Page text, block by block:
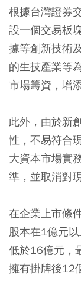
根據台灣證券
設一個交易板
據等創新技術
的生技產業等
市場籌資，增
此外，由於新
性，不易符合
大資本市場實
準，並取消對
在企業上市條
股本在1億元
低於16億元，
擁有掛牌後12